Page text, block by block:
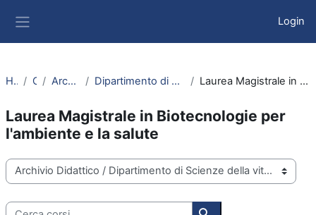
Login
Home Corsi Archivio Didattico Dipartimento di Scienze della vita e Biotecnologie Laurea Magistrale in Biotecnologie per l'ambiente e la salute
Laurea Magistrale in Biotecnologie per
l'ambiente e la salute
Categorie di corso
Cerca corsi